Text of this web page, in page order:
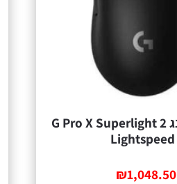
עכבר גיימינג G Pro X Superlight 2
Lightspeed
₪1,048.50